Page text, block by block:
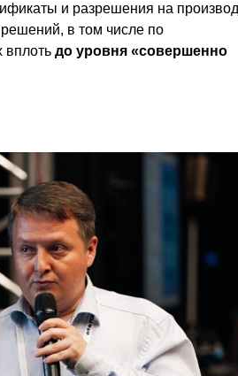
и разрешения на
решений, в том числе по
вплоть до уровня «совершенно